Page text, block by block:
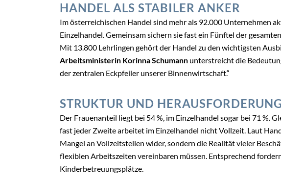
HANDEL ALS STABILER ANKER
Im österreichischen Handel sind mehr als 92.000 Unternehmen
Einzelhandel. Gemeinsam sichern sie fast ein Fünftel der
Mit 13.800 Lehrlingen gehört der Handel zu den wichtigsten
Arbeitsministerin Korinna Schumann unterstreicht die
der zentralen Eckpfeiler unserer Binnenwirtschaft.“
STRUKTUR UND
Der Frauenanteil liegt bei 54 %, im Einzelhandel sogar bei 71 %.
fast jeder Zweite arbeitet im Einzelhandel nicht Vollzeit. Laut
Mangel an Vollzeitstellen wider, sondern die Realität vieler
flexiblen Arbeitszeiten vereinbaren müssen. Entsprechend
Kinderbetreuungsplätze.